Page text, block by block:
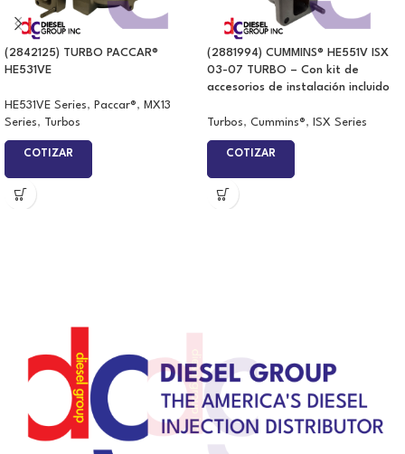
(2842125) TURBO PACCAR®
HE531VE
HE531VE Series, Paccar®, MX13
Series, Turbos
COTIZAR
(2881994) CUMMINS® HE551V ISX
03-07 TURBO – Con kit de
accesorios de instalación incluido
Turbos, Cummins®, ISX Series
COTIZAR